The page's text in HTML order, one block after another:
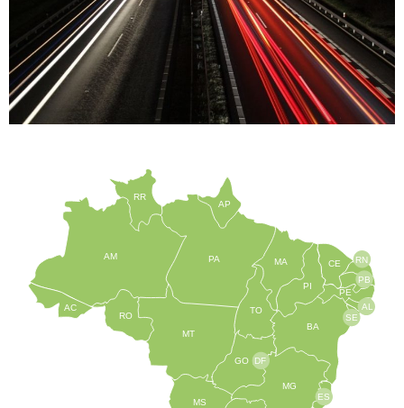
TO
BA
SE
PE
AL
RN
CE
PI
MA
AP
PA
RR
AM
AC
RO
MT
MS
GO
MG
ES
DF
PB